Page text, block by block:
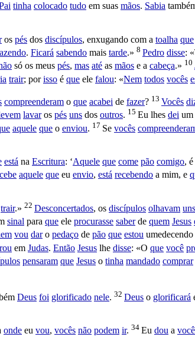
tinha colocado tudo em suas mãos. Sabia
os pés dos discípulos, enxugando com a toalha que
. Ficará sabendo mais tarde.» 8 Pedro disse:
só os meus pés, mas até as mãos e a cabeça.» 10
trair; porisso é que ele falou: «Nem todos vocês
compreenderam o que acabei de fazer? 13 Vocês
lavaros pés uns dos outros. 15 Eu lhes dei um
aquele que o enviou. 17 Se vocês
está na Escritura: ‘Aquele que come pão comigo,
aquele que eu envio, está recebendo a mim, e
trair.» 22 Desconcertados, os discípulos olhavam uns
sinal para que ele procurasse saberde quem Jesus
vou daro pedaço de pão que estou umedecendo
em Judas. Então Jesus lhe disse: «O que você
pensaram que Jesus o tinha mandado comprar
Deus foi glorificado nele. 32 Deus o glorificará
onde eu vou, vocês não podem ir. 34 Eu dou a